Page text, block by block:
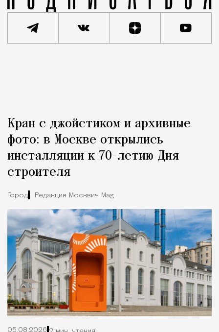
Кран с джойстиком и архивные
фото: в Москве открылись
инсталляции к 70-летию Дня
строителя
Город Редакция Москвич Mag
05.08.2026